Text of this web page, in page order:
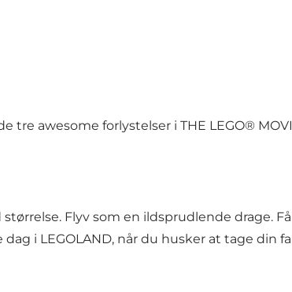
tre awesome forlystelser i THE LEGO®
Flyv som en ildsprudlende drage.
i LEGOLAND, når du husker at tage din